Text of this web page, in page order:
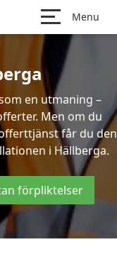
Menu
en utmaning –
Men om du
får du den
i Hällberga.
förpliktelser